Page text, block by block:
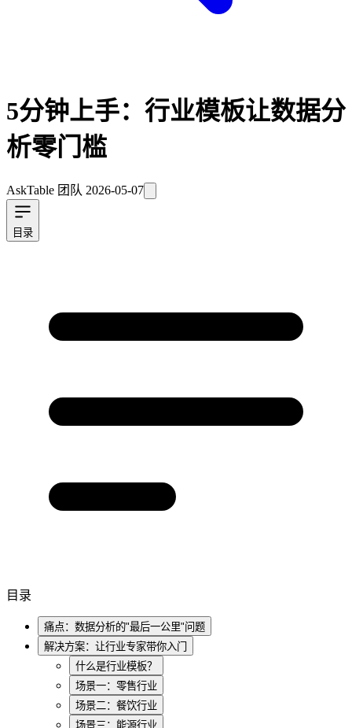
5分钟上手：行业模板让数据分
析零门槛
AskTable 团队 2026-05-07
目录
目录
痛点：数据分析的"最后一公里"问题
解决方案：让行业专家带你入门
什么是行业模板？
场景一：零售行业
场景二：餐饮行业
场景三：能源行业